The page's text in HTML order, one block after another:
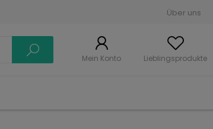
Über uns
Mein Konto Lieblingsprodukte